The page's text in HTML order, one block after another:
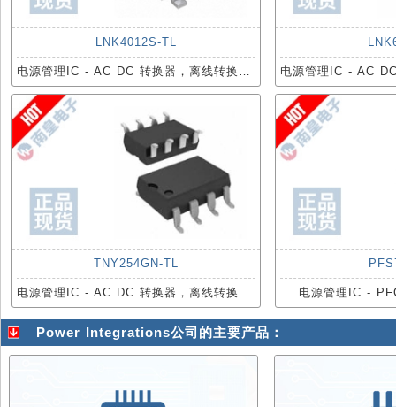
LNK4012S-TL
电源管理IC - AC DC 转换器，离线转换开关
TNY254GN-TL
电源管理IC - AC DC 转换器，离线转换开关 电源管理IC -
Power Integrations公司的主要产品：